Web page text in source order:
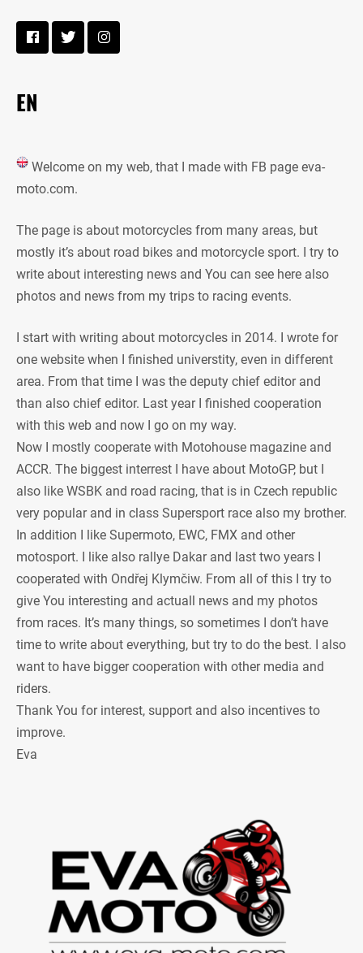
EN
Welcome on my web, that I made with FB page eva-
moto.com.
The page is about motorcycles from many areas, but
mostly it’s about road bikes and motorcycle sport. I try to
write about interesting news and You can see here also
photos and news from my trips to racing events.
I start with writing about motorcycles in 2014. I wrote for
one website when I finished universtity, even in different
area. From that time I was the deputy chief editor and
than also chief editor. Last year I finished cooperation
with this web and now I go on my way.
Now I mostly cooperate with Motohouse magazine and
ACCR. The biggest interrest I have about MotoGP, but I
also like WSBK and road racing, that is in Czech republic
very popular and in class Supersport race also my brother.
In addition I like Supermoto, EWC, FMX and other
motosport. I like also rallye Dakar and last two years I
cooperated with Ondřej Klymčiw. From all of this I try to
give You interesting and actuall news and my photos
from races. It’s many things, so sometimes I don’t have
time to write about everything, but try to do the best. I also
want to have bigger cooperation with other media and
riders.
Thank You for interest, support and also incentives to
improve.
Eva